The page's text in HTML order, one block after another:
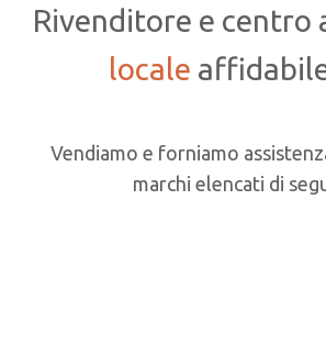
Rivenditore e centro
locale
Vendiamo e forniamo
marchi elencati di